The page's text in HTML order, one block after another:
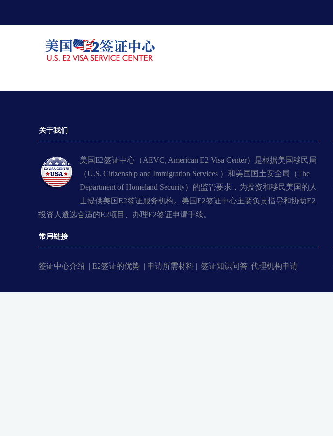
关于我们
美国E2签证中心（AEVC, American E2 Visa Center）是根据美国移民局
（U.S. Citizenship and Immigration Services ）和美国国土安全局（The
Department of Homeland Security）的监管要求，为投资和移民美国的人
士提供美国E2签证服务机构。美国E2签证中心主要负责指导和协助E2
投资人遴选合适的E2项目、办理E2签证申请手续。
常用链接
签证中心介绍 | E2签证的优势 | 申请所需材料 | 签证知识问答 |代理机构申请